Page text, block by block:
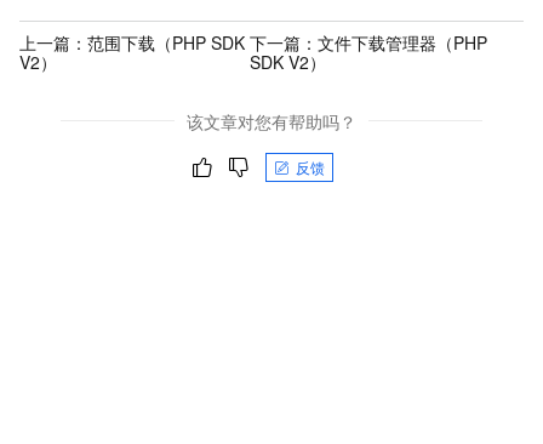
上一篇： 范围下载（PHP SDK
V2）
下一篇： 文件下载管理器（PHP
SDK V2）
该文章对您有帮助吗？
反馈